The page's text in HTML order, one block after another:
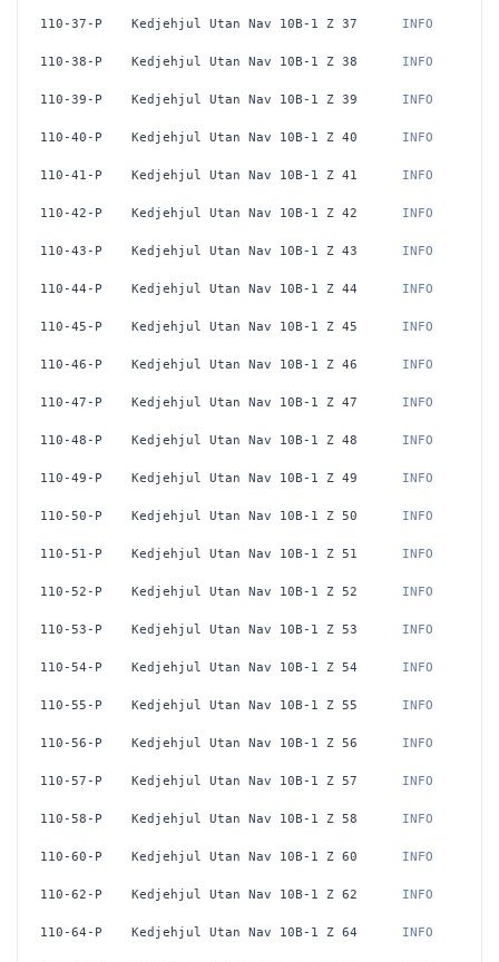
110-37-P Kedjehjul Utan Nav 10B-1 Z 37 INFO
110-38-P Kedjehjul Utan Nav 10B-1 Z 38 INFO
110-39-P Kedjehjul Utan Nav 10B-1 Z 39 INFO
110-40-P Kedjehjul Utan Nav 10B-1 Z 40 INFO
110-41-P Kedjehjul Utan Nav 10B-1 Z 41 INFO
110-42-P Kedjehjul Utan Nav 10B-1 Z 42 INFO
110-43-P Kedjehjul Utan Nav 10B-1 Z 43 INFO
110-44-P Kedjehjul Utan Nav 10B-1 Z 44 INFO
110-45-P Kedjehjul Utan Nav 10B-1 Z 45 INFO
110-46-P Kedjehjul Utan Nav 10B-1 Z 46 INFO
110-47-P Kedjehjul Utan Nav 10B-1 Z 47 INFO
110-48-P Kedjehjul Utan Nav 10B-1 Z 48 INFO
110-49-P Kedjehjul Utan Nav 10B-1 Z 49 INFO
110-50-P Kedjehjul Utan Nav 10B-1 Z 50 INFO
110-51-P Kedjehjul Utan Nav 10B-1 Z 51 INFO
110-52-P Kedjehjul Utan Nav 10B-1 Z 52 INFO
110-53-P Kedjehjul Utan Nav 10B-1 Z 53 INFO
110-54-P Kedjehjul Utan Nav 10B-1 Z 54 INFO
110-55-P Kedjehjul Utan Nav 10B-1 Z 55 INFO
110-56-P Kedjehjul Utan Nav 10B-1 Z 56 INFO
110-57-P Kedjehjul Utan Nav 10B-1 Z 57 INFO
110-58-P Kedjehjul Utan Nav 10B-1 Z 58 INFO
110-60-P Kedjehjul Utan Nav 10B-1 Z 60 INFO
110-62-P Kedjehjul Utan Nav 10B-1 Z 62 INFO
110-64-P Kedjehjul Utan Nav 10B-1 Z 64 INFO